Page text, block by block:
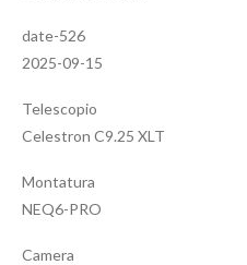
date-526
2025-09-15
Telescopio
Celestron C9.25 XLT
Montatura
NEQ6-PRO
Camera